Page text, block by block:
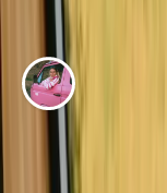
Fies svenske